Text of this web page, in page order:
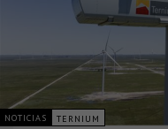
NOTICIAS TERNIUM